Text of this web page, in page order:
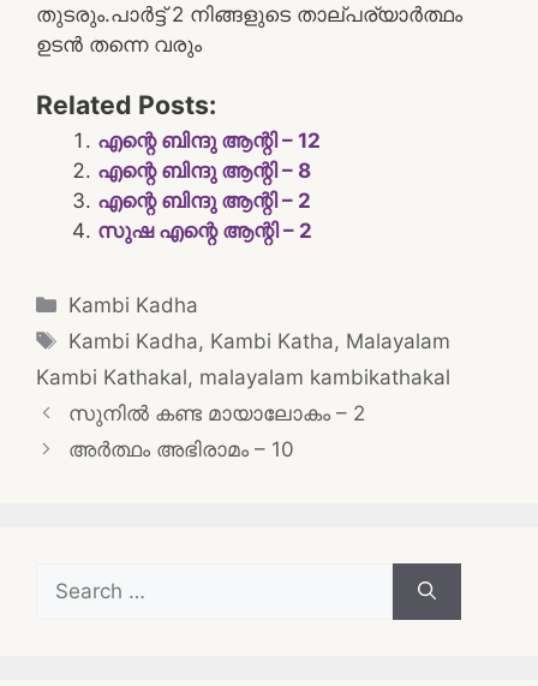
തുടരും.പാർട്ട്‌ 2 നിങ്ങളുടെ താല്പര്യാർത്ഥം
ഉടൻ തന്നെ വരും
Related Posts:
എന്റെ ബിന്ദു ആന്റി – 12
എന്റെ ബിന്ദു ആന്റി – 8
എന്റെ ബിന്ദു ആന്റി – 2
സുഷ എന്റെ ആന്റി – 2
Categories
Kambi Kadha
Tags
Kambi Kadha, Kambi Katha, Malayalam
Kambi Kathakal, malayalam kambikathakal
Post
navigation
സുനിൽ കണ്ട മായാലോകം – 2
അർത്ഥം അഭിരാമം – 10
Search
for: